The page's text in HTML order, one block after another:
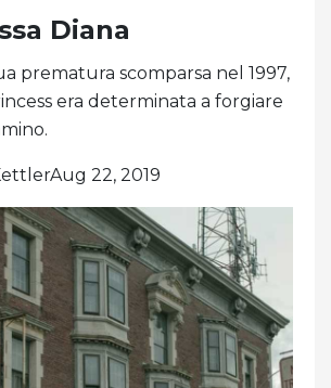
Diana
prematura scomparsa nel 1997,
era determinata a forgiare
22, 2019